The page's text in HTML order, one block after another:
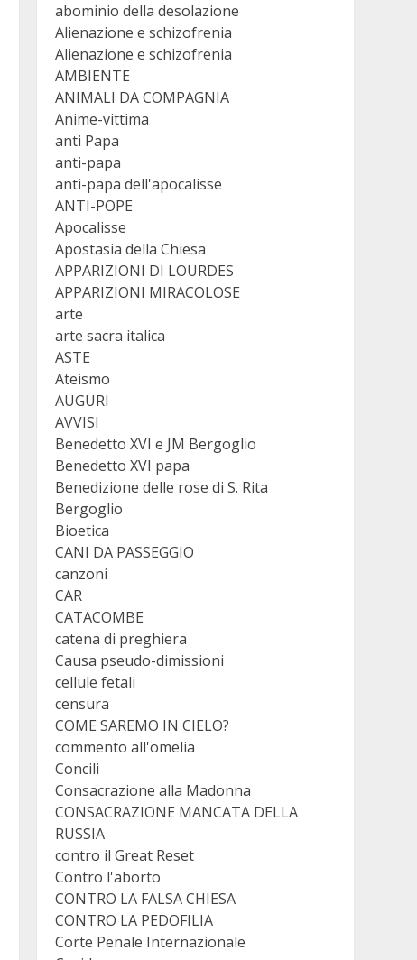
abominio della desolazione
Alienazione e schizofrenia
Alienazione e schizofrenia
AMBIENTE
ANIMALI DA COMPAGNIA
Anime-vittima
anti Papa
anti-papa
anti-papa dell'apocalisse
ANTI-POPE
Apocalisse
Apostasia della Chiesa
APPARIZIONI DI LOURDES
APPARIZIONI MIRACOLOSE
arte
arte sacra italica
ASTE
Ateismo
AUGURI
AVVISI
Benedetto XVI e JM Bergoglio
Benedetto XVI papa
Benedizione delle rose di S. Rita
Bergoglio
Bioetica
CANI DA PASSEGGIO
canzoni
CAR
CATACOMBE
catena di preghiera
Causa pseudo-dimissioni
cellule fetali
censura
COME SAREMO IN CIELO?
commento all'omelia
Concili
Consacrazione alla Madonna
CONSACRAZIONE MANCATA DELLA
RUSSIA
contro il Great Reset
Contro l'aborto
CONTRO LA FALSA CHIESA
CONTRO LA PEDOFILIA
Corte Penale Internazionale